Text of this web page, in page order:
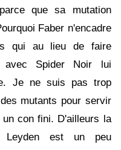
que sa mutation
Faber n'encadre
qui au lieu de faire
Spider Noir lui
Je ne suis pas trop
mutants pour servir
con fini. D'ailleurs la
Leyden est un peu